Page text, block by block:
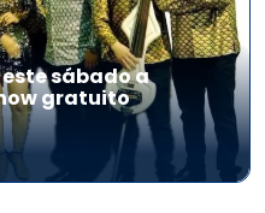
sábado a
gratuito